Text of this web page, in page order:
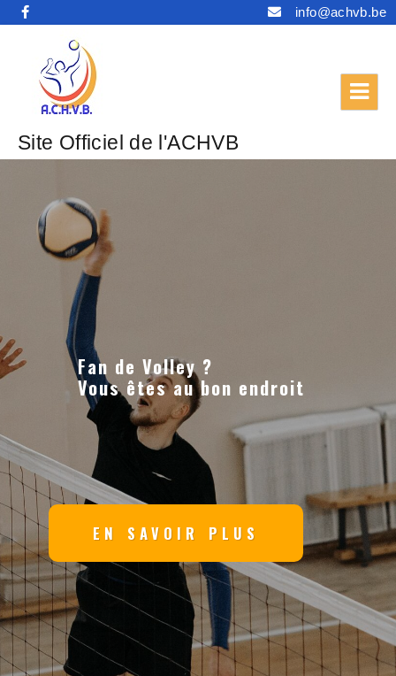
info@achvb.be
Site Officiel de l'ACHVB
Fan de Volley ?
Vous êtes au bon endroit
EN SAVOIR PLUS